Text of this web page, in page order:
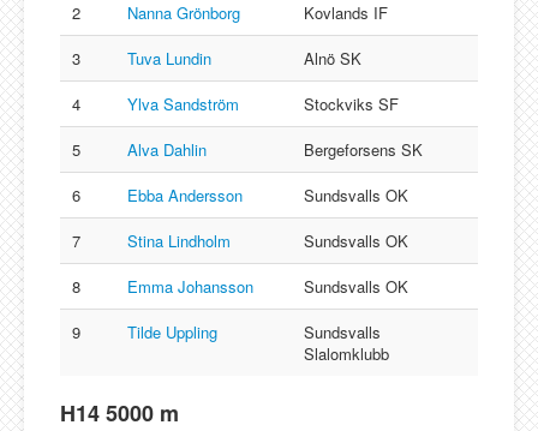
2
Nanna Grönborg
Kovlands IF
3
Tuva Lundin
Alnö SK
4
Ylva Sandström
Stockviks SF
5
Alva Dahlin
Bergeforsens SK
6
Ebba Andersson
Sundsvalls OK
7
Stina Lindholm
Sundsvalls OK
8
Emma Johansson
Sundsvalls OK
9
Tilde Uppling
Sundsvalls
Slalomklubb
H14 5000 m